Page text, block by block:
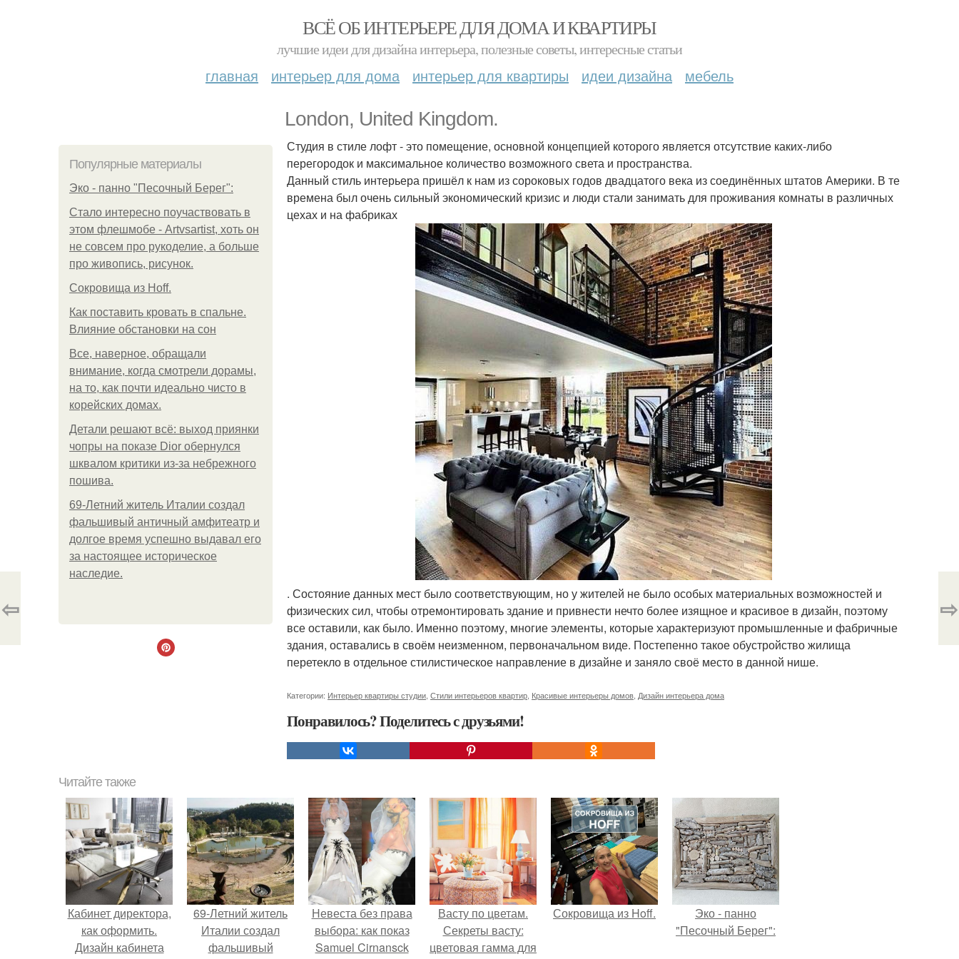
ВСЁ ОБ ИНТЕРЬЕРЕ ДЛЯ ДОМА И КВАРТИРЫ
лучшие идеи для дизайна интерьера, полезные советы, интересные статьи
главная интерьер для дома интерьер для квартиры идеи дизайна мебель
London, United Kingdom.
Популярные материалы
Эко - панно "Песочный Берег":
Стало интересно поучаствовать в
этом флешмобе - Artvsartist, хоть он
не совсем про рукоделие, а больше
про живопись, рисунок.
Сокровища из Hoff.
Как поставить кровать в спальне.
Влияние обстановки на сон
Все, наверное, обращали
внимание, когда смотрели дорамы,
на то, как почти идеально чисто в
корейских домах.
Детали решают всё: выход приянки
чопры на показе Dior обернулся
шквалом критики из-за небрежного
пошива.
69-Летний житель Италии создал
фальшивый античный амфитеатр и
долгое время успешно выдавал его
за настоящее историческое
наследие.
Студия в стиле лофт - это помещение, основной концепцией которого является отсутствие каких-либо
перегородок и максимальное количество возможного света и пространства.
Данный стиль интерьера пришёл к нам из сороковых годов двадцатого века из соединённых штатов Америки. В те
времена был очень сильный экономический кризис и люди стали занимать для проживания комнаты в различных
цехах и на фабриках
. Состояние данных мест было соответствующим, но у жителей не было особых материальных возможностей и
физических сил, чтобы отремонтировать здание и привнести нечто более изящное и красивое в дизайн, поэтому
все оставили, как было. Именно поэтому, многие элементы, которые характеризуют промышленные и фабричные
здания, оставались в своём неизменном, первоначальном виде. Постепенно такое обустройство жилища
перетекло в отдельное стилистическое направление в дизайне и заняло своё место в данной нише.
Категории: Интерьер квартиры студии Стили интерьеров квартир Красивые интерьеры домов Дизайн интерьера дома
Понравилось? Поделитесь с друзьями!
⇦ ⇨
Читайте также
Кабинет директора,
как оформить.
Дизайн кабинета
69-Летний житель
Италии создал
фальшивый
Невеста без права
выбора: как показ
Samuel Cirnansck
Васту по цветам.
Секреты васту:
цветовая гамма для
Сокровища из Hoff.
Эко - панно
"Песочный Берег":